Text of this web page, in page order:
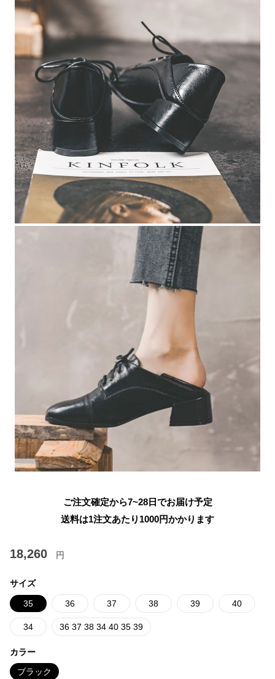
ご注文確定から7~28日でお届け予定
送料は1注文あたり 1000円かかります
18,260 円
サイズ
35 36 37 38 39 40
34 36 37 38 34 40 35 39
カラー
ブラック